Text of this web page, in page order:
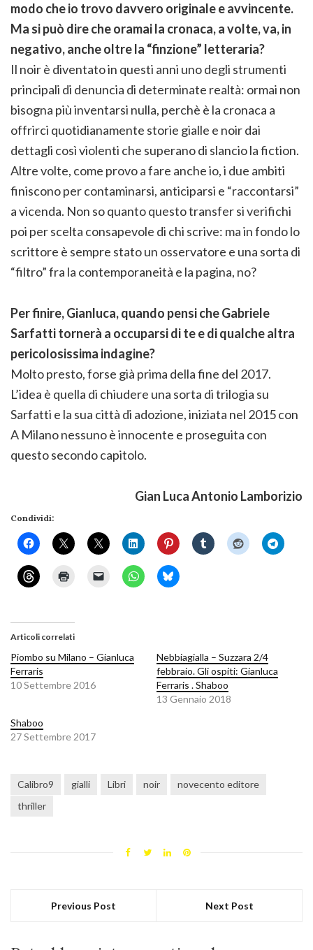
modo che io trovo davvero originale e avvincente.
Ma si può dire che oramai la cronaca, a volte, va, in
negativo, anche oltre la “finzione” letteraria?
Il noir è diventato in questi anni uno degli strumenti
principali di denuncia di determinate realtà: ormai non
bisogna più inventarsi nulla, perchè è la cronaca a
offrirci quotidianamente storie gialle e noir dai
dettagli così violenti che superano di slancio la fiction.
Altre volte, come provo a fare anche io, i due ambiti
finiscono per contaminarsi, anticiparsi e “raccontarsi”
a vicenda. Non so quanto questo transfer si verifichi
poi per scelta consapevole di chi scrive: ma in fondo lo
scrittore è sempre stato un osservatore e una sorta di
“filtro” fra la contemporaneità e la pagina, no?
Per finire, Gianluca, quando pensi che Gabriele
Sarfatti tornerà a occuparsi di te e di qualche altra
pericolosissima indagine?
Molto presto, forse già prima della fine del 2017.
L’idea è quella di chiudere una sorta di trilogia su
Sarfatti e la sua città di adozione, iniziata nel 2015 con
A Milano nessuno è innocente e proseguita con
questo secondo capitolo.
Gian Luca Antonio Lamborizio
Condividi:
Articoli correlati
Piombo su Milano – Gianluca
Ferraris
10 Settembre 2016
Nebbiagialla – Suzzara 2/4
febbraio. Gli ospiti: Gianluca
Ferraris . Shaboo
13 Gennaio 2018
Shaboo
27 Settembre 2017
Calibro9 gialli Libri noir
novecento editore
thriller
Previous Post Next Post